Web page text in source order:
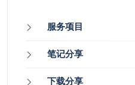
服务项目
笔记分享
下载分享